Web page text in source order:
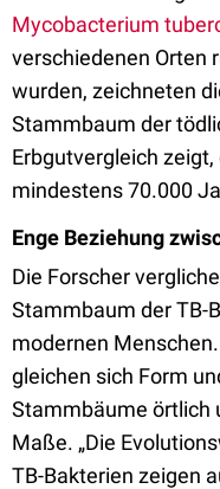
Mycobacterium
verschiedenen Orten
wurden, zeichneten
Stammbaum der
Erbgutvergleich
mindestens 70.000
Enge Beziehung
Die Forscher
Stammbaum der TB-
modernen
gleichen sich Form
Stammbäume örtlich
Maße. „Die
TB-Bakterien zeigen